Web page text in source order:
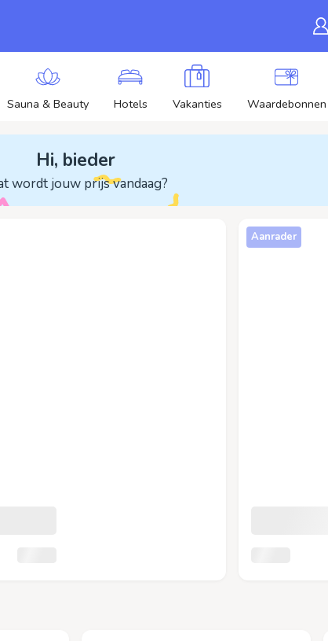
Sauna & Beauty Hotels Vakanties Waardebonnen
Hi, bieder
wordt jouw prijs vandaag?
Aanrader